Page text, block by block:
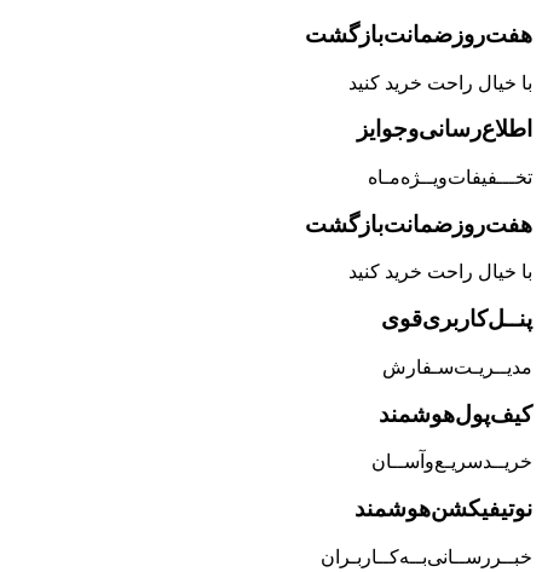
هفت‌روز‌ضمانت‌بازگشت
با خیال راحت خرید کنید
اطلاع‌رسانی‌و‌جوایز
تخـــفیفات‌ویــژه‌مـاه
هفت‌روز‌ضمانت‌بازگشت
با خیال راحت خرید کنید
پنــل‌کاربری‌قوی
مدیــریـت‌سـفارش
کیف‌پول‌هوشمند
خریــد‌سریـع‌و‌آســان
نوتیفیکشن‌هوشمند
خبــررســانی‌بــه‌کــاربـران